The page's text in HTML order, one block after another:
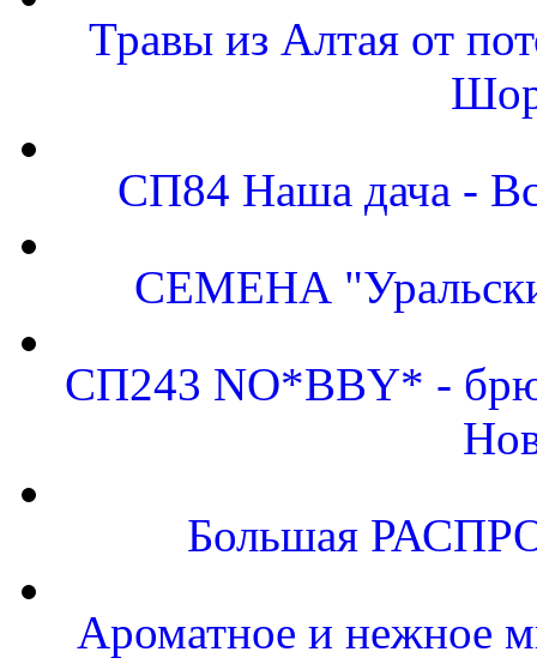
Травы из Алтая от
СП84 Наша дача -
СЕМЕНА
СП243 NO*BBY* -
Большая
Ароматное и нежное